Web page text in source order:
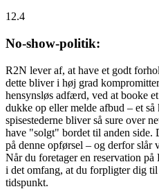
12.4
No-show-politik:
R2N lever af, at have et godt
dette bliver i høj grad
hensynsløs adfærd, ved at booke
dukke op eller melde afbud – et
spisestederne bliver så sure over
have "solgt" bordet til anden side.
på denne opførsel – og derfor slår
Når du foretager en reservation
i det omfang, at du forpligter dig
tidspunkt.